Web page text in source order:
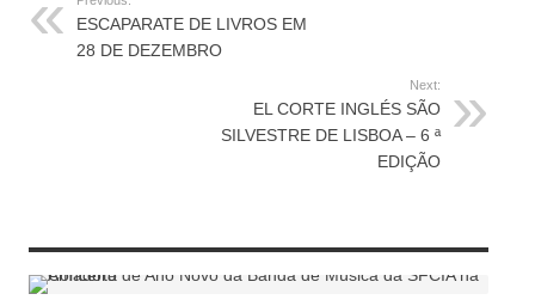
ESCAPARATE DE LIVROS EM
28 DE DEZEMBRO
Next:
EL CORTE INGLÉS SÃO
SILVESTRE DE LISBOA – 6 ª
EDIÇÃO